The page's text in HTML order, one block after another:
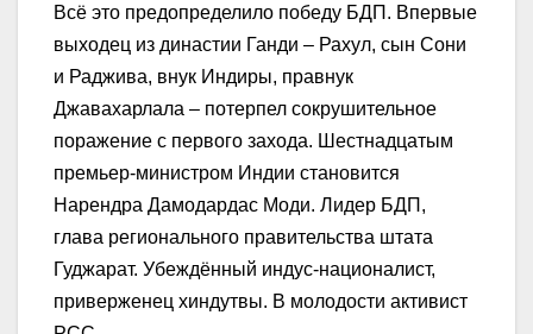
Всё это предопределило победу БДП. Впервые
выходец из династии Ганди – Рахул, сын Сони
и Раджива, внук Индиры, правнук
Джавахарлала – потерпел сокрушительное
поражение с первого захода. Шестнадцатым
премьер-министром Индии становится
Нарендра Дамодардас Моди. Лидер БДП,
глава регионального правительства штата
Гуджарат. Убеждённый индус-националист,
приверженец хиндутвы. В молодости активист